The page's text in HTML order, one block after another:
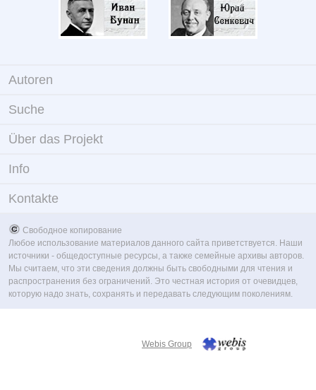
Autoren
Suche
Über das Projekt
Info
Kontakte
Свободное копирование
Любое использование материалов данного сайта приветствуется. Наши
источники - общедоступные ресурсы, а также семейные архивы авторов.
Мы считаем, что эти сведения должны быть свободными для чтения и
распространения без ограничений. Это честная история от очевидцев,
которую надо знать, сохранять и передавать следующим поколениям.
Webis Group